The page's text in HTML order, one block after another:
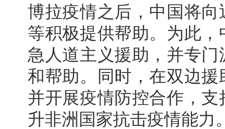
博拉疫情之后，中国将
等积极提供帮助。为此
急人道主义援助，并专
和帮助。同时，在双边
并开展疫情防控合作，
升非洲国家抗击疫情能力